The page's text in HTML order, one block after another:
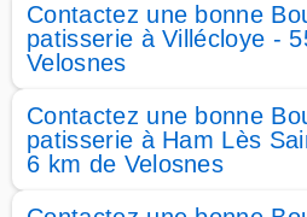
Contactez une bonne
patisserie à Villécloye -
Velosnes
Contactez une bonne
patisserie à Ham Lès
6 km de Velosnes